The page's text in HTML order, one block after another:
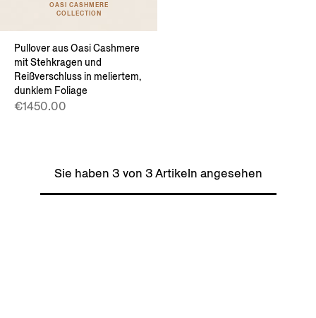
OASI CASHMERE
COLLECTION
Pullover aus Oasi Cashmere
mit Stehkragen und
Reißverschluss in meliertem,
dunklem Foliage
€1450.00
Sie haben 3 von 3 Artikeln angesehen